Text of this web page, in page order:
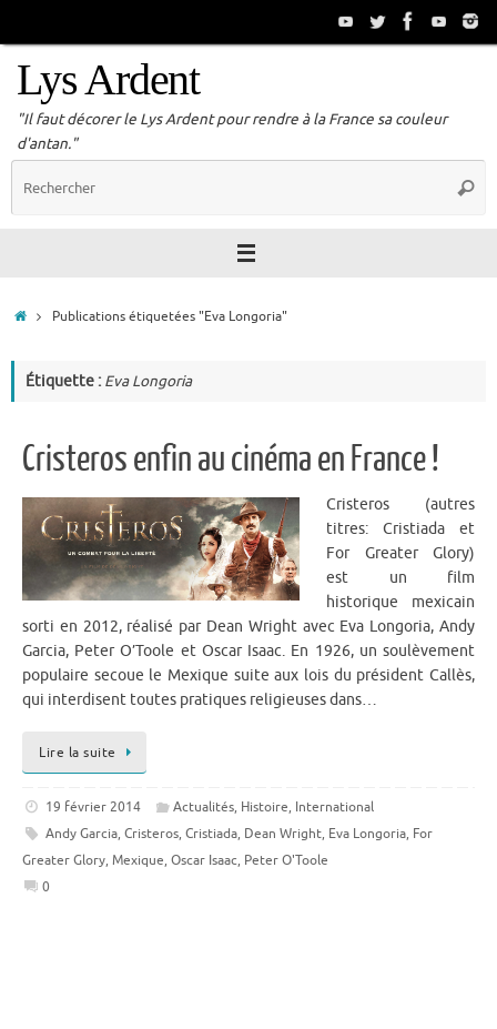
Lys Ardent
"Il faut décorer le Lys Ardent pour rendre à la France sa couleur
d'antan."
AccueilPublications étiquetées "Eva Longoria"
Étiquette : Eva Longoria
Cristeros enfin au cinéma en France !
Cristeros (autres
titres: Cristiada et
For Greater Glory)
est un film
historique mexicain
sorti en 2012, réalisé par Dean Wright avec Eva Longoria, Andy
Garcia, Peter O’Toole et Oscar Isaac. En 1926, un soulèvement
populaire secoue le Mexique suite aux lois du président Callès,
qui interdisent toutes pratiques religieuses dans…
Lire la suite
19 février 2014 Actualités, Histoire, International
Andy Garcia, Cristeros, Cristiada, Dean Wright, Eva Longoria, For
Greater Glory, Mexique, Oscar Isaac, Peter O'Toole
0